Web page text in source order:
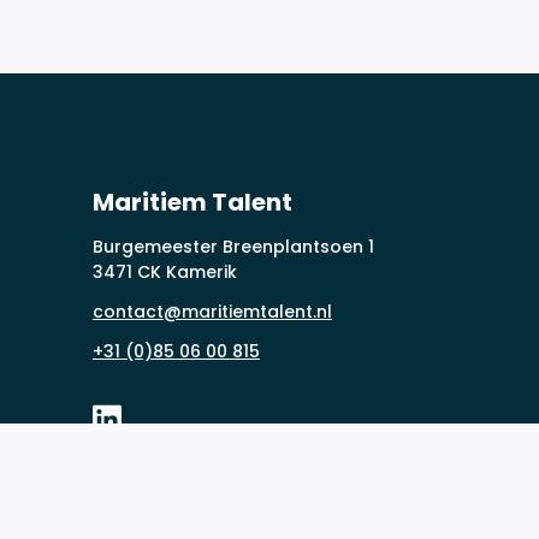
Maritiem Talent
Burgemeester Breenplantsoen 1
3471 CK Kamerik
contact@maritiemtalent.nl
+31 (0)85 06 00 815